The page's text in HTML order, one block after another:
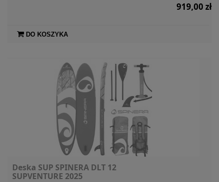
919,00 zł
DO KOSZYKA
Deska SUP SPINERA DLT 12
SUPVENTURE 2025